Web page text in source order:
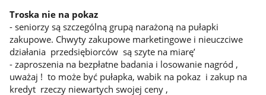
Troska nie na pokaz
- seniorzy są szczególną grupą narażoną na pułapki
zakupowe. Chwyty zakupowe marketingowe i nieuczciwe
działania przedsiębiorców są szyte na miarę’
- zaproszenia na bezpłatne badania i losowanie nagród ,
uważaj ! to może być pułapka, wabik na pokaz i zakup na
kredyt rzeczy niewartych swojej ceny ,